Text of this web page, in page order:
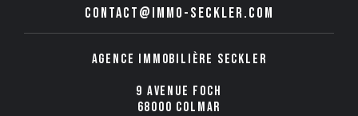
contact@immo-seckler.com
Agence immobilière Seckler
9 avenue Foch
68000 COLMAR